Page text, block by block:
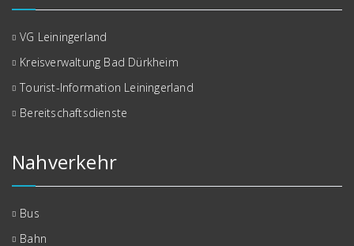
VG Leiningerland
Kreisverwaltung Bad Dürkheim
Tourist-Information Leiningerland
Bereitschaftsdienste
Nahverkehr
Bus
Bahn